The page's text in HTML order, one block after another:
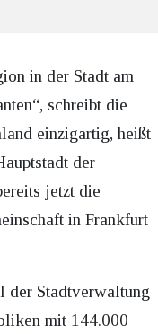
in der Stadt am
schreibt die
einzigartig, heißt
der
jetzt die
in Frankfurt
der Stadtverwaltung
mit 144.000